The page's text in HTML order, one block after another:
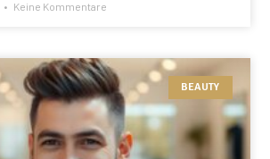
Keine Kommentare
BEAUTY